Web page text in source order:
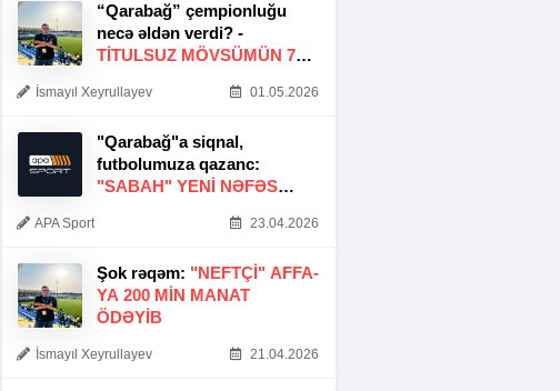
“Qarabağ” çempionluğu
necə əldən verdi? -
TITULSUZ MÖVSÜMÜN 7
İsmayıl Xeyrullayev 01.05.2026
"Qarabağ"a siqnal,
futbolumuza qazanc:
"SABAH" YENI NƏFƏS
APA Sport 23.04.2026
Şok rəqəm: "NEFTÇI" AFFA-
YA 200 MIN MANAT
ÖDƏYIB
İsmayıl Xeyrullayev 21.04.2026